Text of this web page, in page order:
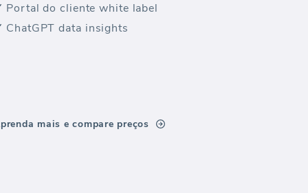
Portal do cliente white label
ChatGPT data insights
mais e compare preços